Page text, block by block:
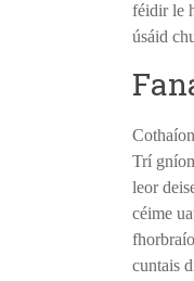
féidir le
úsáid
Trí
leor
céime
cuntais